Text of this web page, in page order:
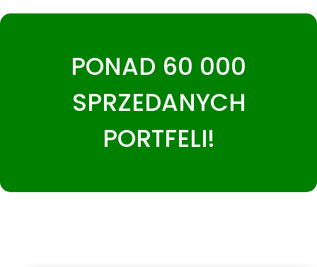
PONAD 60 000
SPRZEDANYCH
PORTFELI!